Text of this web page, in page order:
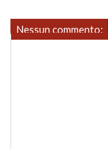
Nessun commento: